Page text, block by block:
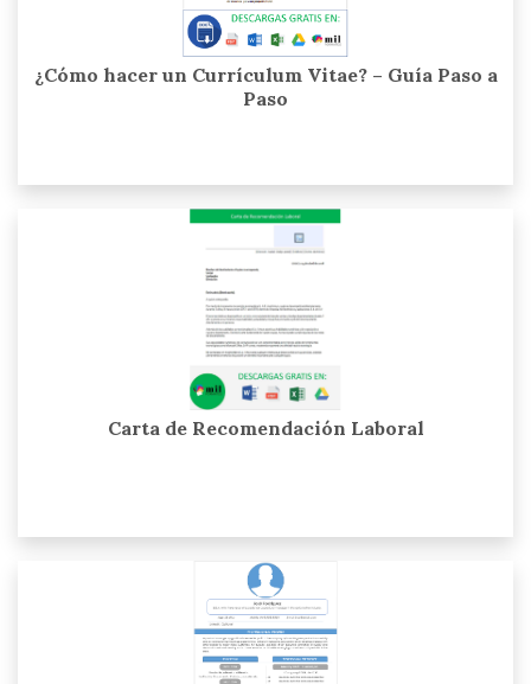
¿Cómo hacer un Currículum Vitae? – Guía Paso a
Paso
Carta de Recomendación Laboral